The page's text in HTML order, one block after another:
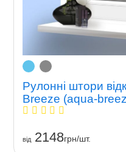
Рулонні штори
Breeze (aqua-
вiд2148грн/шт.